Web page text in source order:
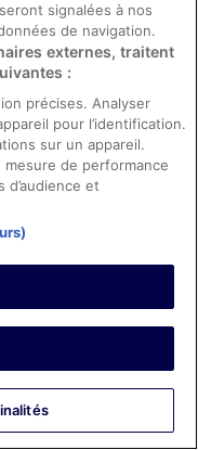
Our room
of stairs so
amenities. You
access to gym
signalées à nos
de navigation.
externes, traitent
:
précises. Analyser
pour l’identification.
sur un appareil.
de performance
et